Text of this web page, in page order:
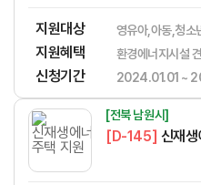
지원대상 영유아,아동,청소
지원혜택 환경에너지시설
신청기간 2024.01.01 ~
[전북 남원시]
[D-145] 신재생